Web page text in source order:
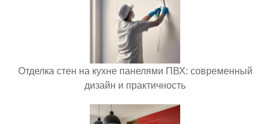
Отделка стен на кухне панелями ПВХ: современный
дизайн и практичность